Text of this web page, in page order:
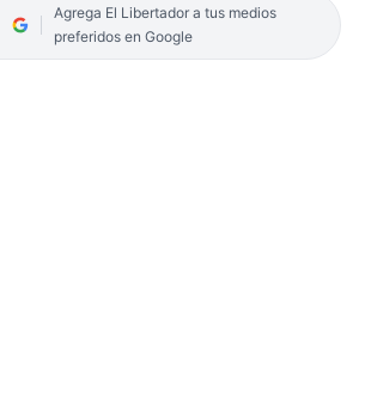
Agrega El Libertador a tus medios
preferidos en Google